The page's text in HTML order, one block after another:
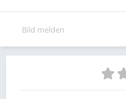
Bild melden